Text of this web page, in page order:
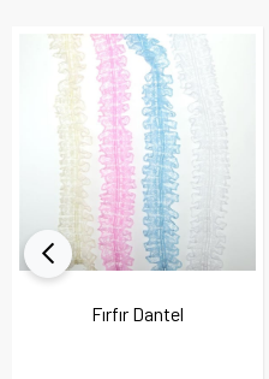
Fırfır Dantel